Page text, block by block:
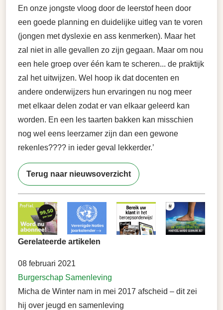
En onze jongste vloog door de leerstof heen door
een goede planning en duidelijke uitleg van te voren
(jongen met dyslexie en ass kenmerken). Maar het
zal niet in alle gevallen zo zijn gegaan. Maar om nou
een hele groep over één kam te scheren... de praktijk
zal het uitwijzen. Wel hoop ik dat docenten en
andere onderwijzers hun ervaringen nu nog meer
met elkaar delen zodat er van elkaar geleerd kan
worden. En een les taarten bakken kan misschien
nog wel eens leerzamer zijn dan een gewone
rekenles???? in ieder geval lekkerder.’
Terug naar nieuwsoverzicht
Gerelateerde artikelen
08 februari 2021
Burgerschap Samenleving
Micha de Winter nam in mei 2017 afscheid – dit zei
hij over jeugd en samenleving